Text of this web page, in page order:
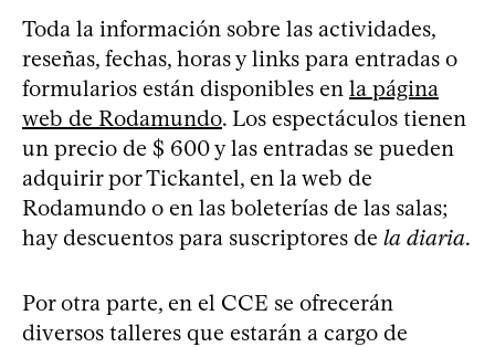
Toda la información sobre las actividades,
reseñas, fechas, horas y links para entradas o
formularios están disponibles en la página
web de Rodamundo. Los espectáculos tienen
un precio de $ 600 y las entradas se pueden
adquirir por Tickantel, en la web de
Rodamundo o en las boleterías de las salas;
hay descuentos para suscriptores de la diaria.
Por otra parte, en el CCE se ofrecerán
diversos talleres que estarán a cargo de